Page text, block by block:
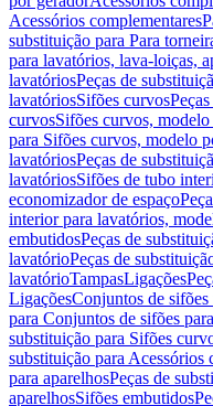
Acessórios complementares
substituição para Para
para lavatórios, lava-loiças,
lavatóriosPeças de
lavatóriosSifões curvos
curvosSifões curvos,
para Sifões curvos, modelo
lavatóriosPeças de
lavatóriosSifões de tubo
economizador de espaço
interior para lavatórios,
embutidosPeças de
lavatórioPeças de
lavatórioTampasLigações
LigaçõesConjuntos de
para Conjuntos de sifões
substituição para Sifões
substituição para Acessórios
para aparelhosPeças de
aparelhosSifões embutidos